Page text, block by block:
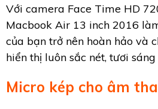
Với camera Face Time HD
Macbook Air 13 inch 2016
của bạn trở nên hoàn hảo và
hiển thị luôn sắc nét, tươi
Micro kép cho âm